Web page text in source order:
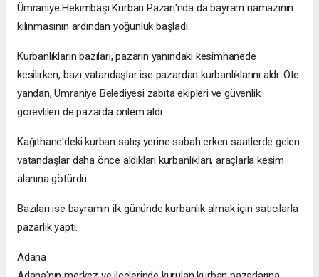
Ümraniye Hekimbaşı Kurban Pazarı'nda da bayram namazının
kılınmasının ardından yoğunluk başladı.
Kurbanlıkların bazıları, pazarın yanındaki kesimhanede
kesilirken, bazı vatandaşlar ise pazardan kurbanlıklarını aldı. Öte
yandan, Ümraniye Belediyesi zabıta ekipleri ve güvenlik
görevlileri de pazarda önlem aldı.
Kağıthane'deki kurban satış yerine sabah erken saatlerde gelen
vatandaşlar daha önce aldıkları kurbanlıkları, araçlarla kesim
alanına götürdü.
Bazıları ise bayramın ilk gününde kurbanlık almak için satıcılarla
pazarlık yaptı.
Adana